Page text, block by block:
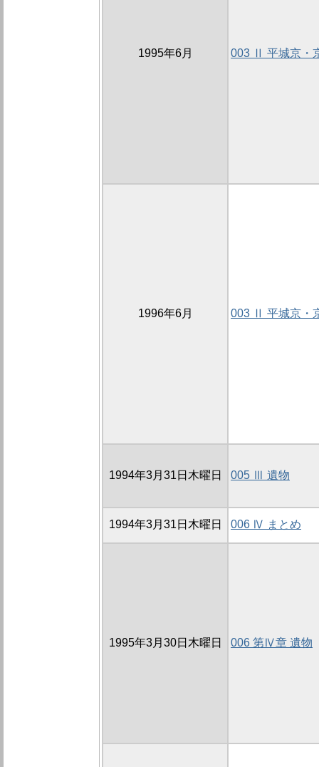
1995年6月 003 Ⅱ 平城京・
1996年6月 003 Ⅱ 平城京・
1994年3月31日木曜日 005 Ⅲ 遺物
1994年3月31日木曜日 006 Ⅳ まとめ
1995年3月30日木曜日 006 第Ⅳ章 遺物